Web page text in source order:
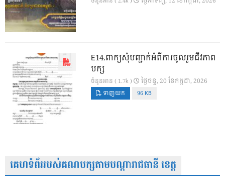
E14.ពាក្យសុំបញ្ជាក់អំពីការចូលរួមជីវភាព
បក្ស
ចំនួនអាន ( 1.7k ) ថ្ងៃ​ចន្ទ, 20 ខែ​កក្កដា, 2026
ទាញយក 96 KB
គេហទំព័ររបស់គណបក្សតាមបណ្តារាជធានី ខេត្ត